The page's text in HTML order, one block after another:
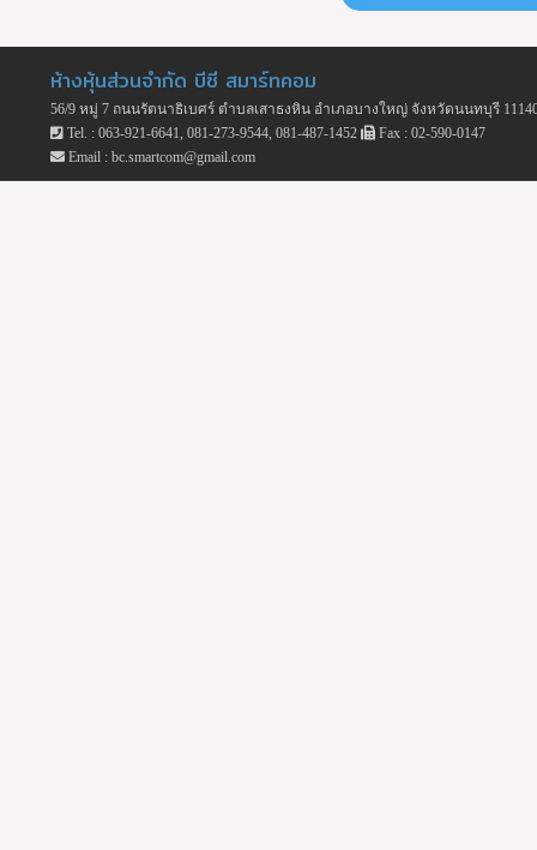
ห้างหุ้นส่วนจำกัด บีซี สมาร์ทคอม
56/9 หมู่ 7 ถนนรัตนาธิเบศร์ ตำบลเสาธงหิน อำเภอบางใหญ่ จังหวัดนนทบุรี
Tel. : 063-921-6641, 081-273-9544, 081-487-1452
Fax : 02-590-0147
Email : bc.smartcom@gmail.com